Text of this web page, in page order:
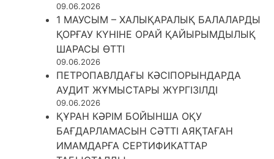
09.06.2026
1 МАУСЫМ – ХАЛЫҚАРАЛЫҚ БАЛАЛАРДЫ
ҚОРҒАУ КҮНІНЕ ОРАЙ ҚАЙЫРЫМДЫЛЫҚ
ШАРАСЫ ӨТТІ
09.06.2026
ПЕТРОПАВЛДАҒЫ КӘСІПОРЫНДАРДА
АУДИТ ЖҰМЫСТАРЫ ЖҮРГІЗІЛДІ
09.06.2026
ҚҰРАН КӘРІМ БОЙЫНША ОҚУ
БАҒДАРЛАМАСЫН СӘТТІ АЯҚТАҒАН
ИМАМДАРҒА СЕРТИФИКАТТАР